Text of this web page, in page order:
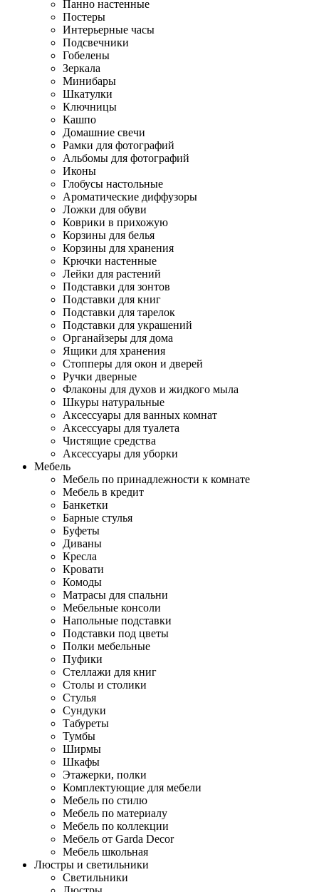
Панно настенные
Постеры
Интерьерные часы
Подсвечники
Гобелены
Зеркала
Минибары
Шкатулки
Ключницы
Кашпо
Домашние свечи
Рамки для фотографий
Альбомы для фотографий
Иконы
Глобусы настольные
Ароматические диффузоры
Ложки для обуви
Коврики в прихожую
Корзины для белья
Корзины для хранения
Крючки настенные
Лейки для растений
Подставки для зонтов
Подставки для книг
Подставки для тарелок
Подставки для украшений
Органайзеры для дома
Ящики для хранения
Стопперы для окон и дверей
Ручки дверные
Флаконы для духов и жидкого мыла
Шкуры натуральные
Аксессуары для ванных комнат
Аксессуары для туалета
Чистящие средства
Аксессуары для уборки
Мебель
Мебель по принадлежности к комнате
Мебель в кредит
Банкетки
Барные стулья
Буфеты
Диваны
Кресла
Кровати
Комоды
Матрасы для спальни
Мебельные консоли
Напольные подставки
Подставки под цветы
Полки мебельные
Пуфики
Стеллажи для книг
Столы и столики
Стулья
Сундуки
Табуреты
Тумбы
Ширмы
Шкафы
Этажерки, полки
Комплектующие для мебели
Мебель по стилю
Мебель по материалу
Мебель по коллекции
Мебель от Garda Decor
Мебель школьная
Люстры и светильники
Светильники